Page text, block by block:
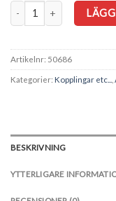
Unionskoppling inv 2"
Artikelnr: 50686
Kategorier: Kopplingar etc...
BESKRIVNING
YTTERLIGARE